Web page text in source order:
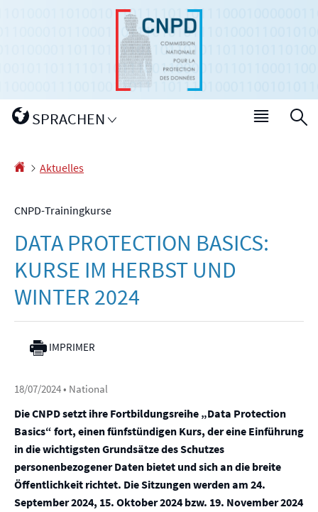
Sprache
wechselnSPRACHEN
Haupt-
Startseite
Aktuelles
CNPD-Trainingkurse
DATA PROTECTION BASICS:
KURSE IM HERBST UND
WINTER 2024
IMPRIMER
18/07/2024• National
Die CNPD setzt ihre Fortbildungsreihe „Data Protection
Basics“ fort, einen fünfstündigen Kurs, der eine Einführung
in die wichtigsten Grundsätze des Schutzes
personenbezogener Daten bietet und sich an die breite
Öffentlichkeit richtet. Die Sitzungen werden am 24.
September 2024, 15. Oktober 2024 bzw. 19. November 2024